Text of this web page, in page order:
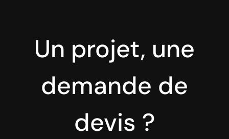
Un projet, une
demande de
devis ?